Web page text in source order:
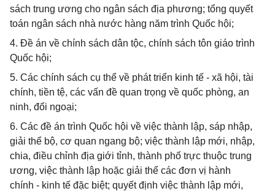
sách trung ương cho ngân sách địa phương; tổng quyết
toán ngân sách nhà nước hàng năm trình Quốc hội;
4. Đề án về chính sách dân tộc, chính sách tôn giáo trình
Quốc hội;
5. Các chính sách cụ thể về phát triển kinh tế - xã hội, tài
chính, tiền tệ, các vấn đề quan trọng về quốc phòng, an
ninh, đối ngoại;
6. Các đề án trình Quốc hội về việc thành lập, sáp nhập,
giải thể bộ, cơ quan ngang bộ; việc thành lập mới, nhập,
chia, điều chỉnh địa giới tỉnh, thành phố trực thuộc trung
ương, việc thành lập hoặc giải thể các đơn vị hành
chính - kinh tế đặc biệt; quyết định việc thành lập mới,